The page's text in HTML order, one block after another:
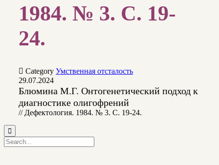
1984. № 3. С. 19-
24.
 Category Умственная отсталость
29.07.2024
Блюмина М.Г. Онтогенетический подход к
диагностике олигофрений
// Дефектология. 1984. № 3. С. 19-24.
